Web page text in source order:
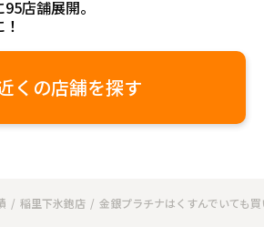
店舗展開。
くの店舗を探す
稲里下氷鉋店 金銀プラチナはくすんでいても